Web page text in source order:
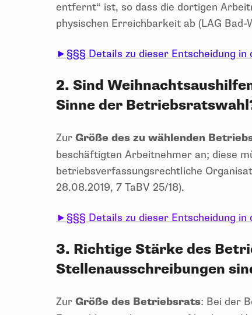
entfernt“ ist, so dass die dortigen
physischen Erreichbarkeit ab (LAG
►§§§ Details zu dieser Entscheidung
2. Sind
Sinne der
Zur Größe des zu wählenden
beschäftigten Arbeitnehmer an; diese
betriebsverfassungsrechtliche
28.08.2019, 7 TaBV 25/18).
►§§§ Details zu dieser Entscheidung
3. Richtige Stärke des
Stellenausschreibungen
Zur Größe des Betriebsrats: Bei der